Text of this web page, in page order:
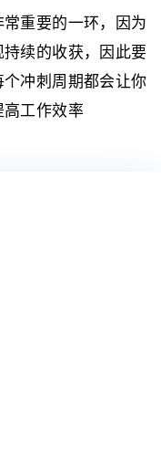
重要的一环，因为
续的收获，因此要
冲刺周期都会让你
高工作效率